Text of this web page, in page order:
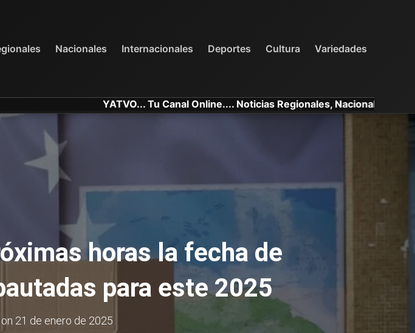
Nacionales Internacionales Deportes Cultura Variedades
YATVO... Tu Canal Online.... Noticias Regionales, Nacionales e
horas la fecha de
para este 2025
on 21 de enero de 2025